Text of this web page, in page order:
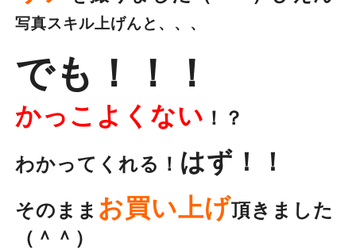
写真スキル上げんと、、、
でも！！！
かっこよくない ！？
わかってくれる！ はず！！
そのまま お買い上げ頂きました
（＾＾）